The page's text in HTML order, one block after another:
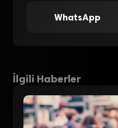
WhatsApp
İlgili Haberler